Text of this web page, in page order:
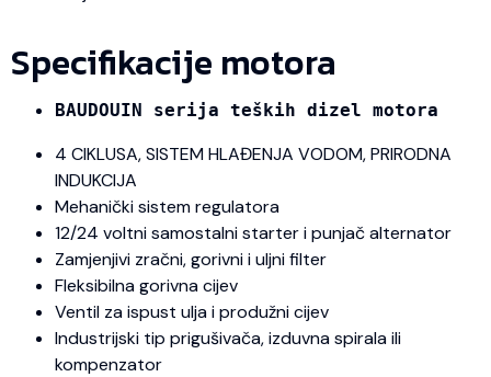
Specifikacije motora
BAUDOUIN serija teških dizel motora
4 CIKLUSA, SISTEM HLAĐENJA VODOM, PRIRODNA
INDUKCIJA
Mehanički sistem regulatora
12/24 voltni samostalni starter i punjač alternator
Zamjenjivi zračni, gorivni i uljni filter
Fleksibilna gorivna cijev
Ventil za ispust ulja i produžni cijev
Industrijski tip prigušivača, izduvna spirala ili
kompenzator